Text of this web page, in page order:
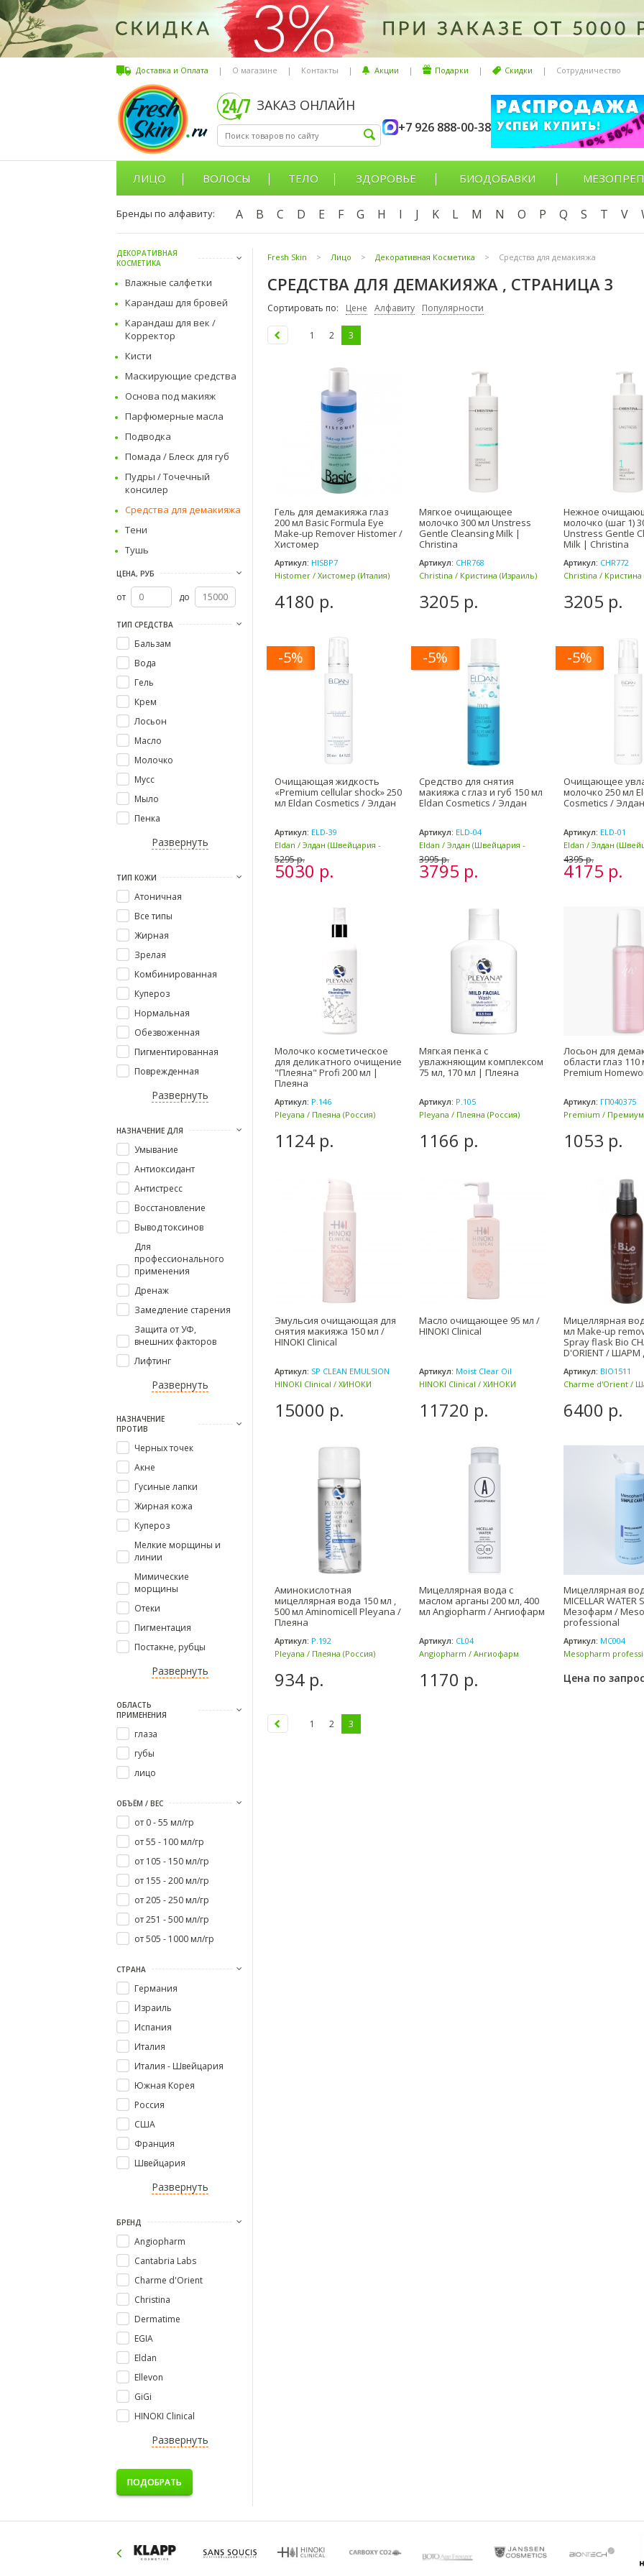
Доставка и Оплата | О магазине | Контакты | Акции | Подарки | Скидки | Сотрудничество
ЗАКАЗ ОНЛАЙН
+7 926 888-00-38
ЛИЦО ВОЛОСЫ ТЕЛО ЗДОРОВЬЕ БИОДОБАВКИ
Бренды по алфавиту: A B C D E F G H I J K L M N O P Q S T V
ДЕКОРАТИВНАЯ
КОСМЕТИКА
Влажные салфетки
Карандаш для бровей
Карандаш для век /
Корректор
Кисти
Маскирующие средства
Основа под макияж
Парфюмерные масла
Подводка
Помада / Блеск для губ
Пудры / Точечный
консилер
Средства для демакияжа
Тени
Тушь
ЦЕНА, РУБ
от до
ТИП СРЕДСТВА
Бальзам
Вода
Гель
Крем
Лосьон
Масло
Молочко
Мусс
Мыло
Пенка
Развернуть
ТИП КОЖИ
Атоничная
Все типы
Жирная
Зрелая
Комбинированная
Купероз
Нормальная
Обезвоженная
Пигментированная
Поврежденная
Развернуть
НАЗНАЧЕНИЕ ДЛЯ
Умывание
Антиоксидант
Антистресс
Восстановление
Вывод токсинов
Для
профессионального
применения
Дренаж
Замедление старения
Защита от УФ,
внешних факторов
Лифтинг
Развернуть
НАЗНАЧЕНИЕ
ПРОТИВ
Черных точек
Акне
Гусиные лапки
Жирная кожа
Купероз
Мелкие морщины и
линии
Мимические
морщины
Отеки
Пигментация
Постакне, рубцы
Развернуть
ОБЛАСТЬ
ПРИМЕНЕНИЯ
глаза
губы
лицо
ОБЪЁМ / ВЕС
от 0 - 55 мл/гр
от 55 - 100 мл/гр
от 105 - 150 мл/гр
от 155 - 200 мл/гр
от 205 - 250 мл/гр
от 251 - 500 мл/гр
от 505 - 1000 мл/гр
СТРАНА
Германия
Израиль
Испания
Италия
Италия - Швейцария
Южная Корея
Россия
США
Франция
Швейцария
Развернуть
БРЕНД
Angiopharm
Cantabria Labs
Charme d'Orient
Christina
Dermatime
EGIA
Eldan
Ellevon
GiGi
HINOKI Clinical
Развернуть
ПОДОБРАТЬ
Fresh Skin > Лицо > Декоративная Косметика > Средства для демакияжа
СРЕДСТВА ДЛЯ ДЕМАКИЯЖА , СТРАНИЦА 3
Сортировать по: Цене Алфавиту Популярности
1 2 3
Гель для демакияжа глаз
200 мл Basic Formula Eye
Make-up Remover Histomer /
Хистомер
Артикул: HISBP7
Histomer / Хистомер (Италия)
4180 р.
Мягкое очищающее
молочко 300 мл Unstress
Gentle Cleansing Milk |
Christina
Артикул: CHR768
Christina / Кристина (Израиль)
3205 р.
Нежное
молочко (шаг 1)
Unstress Gentle
Milk | Christina
Артикул: CHR772
Christina / Кристина
3205 р.
-5%
Очищающая жидкость
«Premium cellular shock» 250
мл Eldan Cosmetics / Элдан
Артикул: ELD-39
Eldan / Элдан (Швейцария -
Италия)
5295 р.
5030 р.
-5%
Средство для снятия
макияжа с глаз и губ 150 мл
Eldan Cosmetics / Элдан
Артикул: ELD-04
Eldan / Элдан (Швейцария -
Италия)
3995 р.
3795 р.
-5%
Очищающее
молочко 250 мл
Cosmetics / Элдан
Артикул: ELD-01
Eldan / Элдан
Италия)
4395 р.
4175 р.
Молочко косметическое
для деликатного очищение
"Плеяна" Profi 200 мл |
Плеяна
Артикул: Р.146
Pleyana / Плеяна (Россия)
1124 р.
Мягкая пенка с
увлажняющим комплексом
75 мл, 170 мл | Плеяна
Артикул: Р.105
Pleyana / Плеяна (Россия)
1166 р.
Лосьон для
области глаз 110
Premium
Артикул: ГП040375
Premium / Премиум
1053 р.
Эмульсия очищающая для
снятия макияжа 150 мл /
HINOKI Clinical
Артикул: SP CLEAN EMULSION
HINOKI Clinical / ХИНОКИ
15000 р.
Масло очищающее 95 мл /
HINOKI Clinical
Артикул: Moist Clear Oil
HINOKI Clinical / ХИНОКИ
11720 р.
Мицеллярная
мл Make-up
Spray flask Bio
D'ORIENT / ШАРМ
Артикул: BIO1511
Charme d'Orient /
6400 р.
Аминокислотная
мицеллярная вода 150 мл ,
500 мл Аminomicell Pleyana /
Плеяна
Артикул: P.192
Pleyana / Плеяна (Россия)
934 р.
Мицеллярная вода с
маслом арганы 200 мл, 400
мл Angiopharm / Ангиофарм
Артикул: CL04
Angiopharm / Ангиофарм
1170 р.
Мицеллярная
MICELLAR WATER
Мезофарм /
professional
Артикул: МС004
Mesopharm
Цена по
1 2 3